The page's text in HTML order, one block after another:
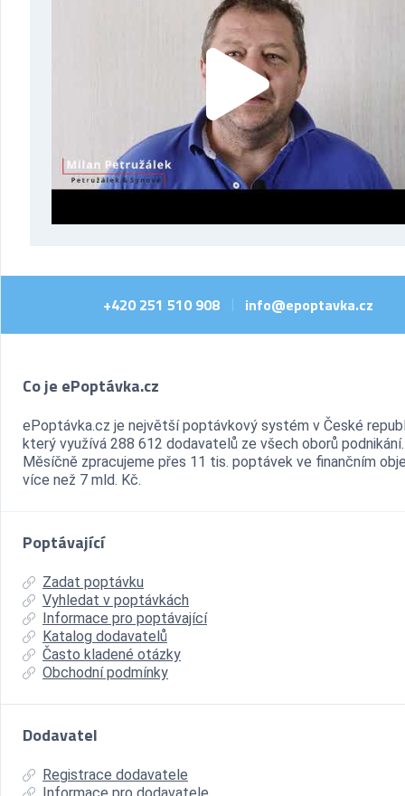
+420 251 510 908 info@epoptavka.cz
Co je ePoptávka.cz
ePoptávka.cz je největší poptávkový systém v České
který využívá 288 612 dodavatelů ze všech oborů podnikání.
Měsíčně zpracujeme přes 11 tis. poptávek ve finančním
více než 7 mld. Kč.
Poptávající
Zadat poptávku
Vyhledat v poptávkách
Informace pro poptávající
Katalog dodavatelů
Často kladené otázky
Obchodní podmínky
Dodavatel
Registrace dodavatele